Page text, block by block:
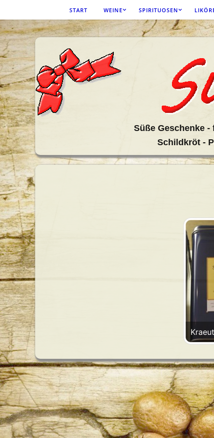
springen
START WEINE SPIRITUOSEN
Süße Geschenke
Schildkröt -